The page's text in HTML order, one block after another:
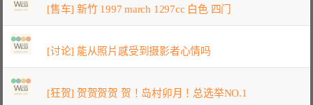
[售车] 新竹 1997 march 1297cc 白色 四门
[讨论] 能从照片感受到摄影者心情吗
[狂贺] 贺贺贺贺 贺！岛村卯月！总选举NO.1